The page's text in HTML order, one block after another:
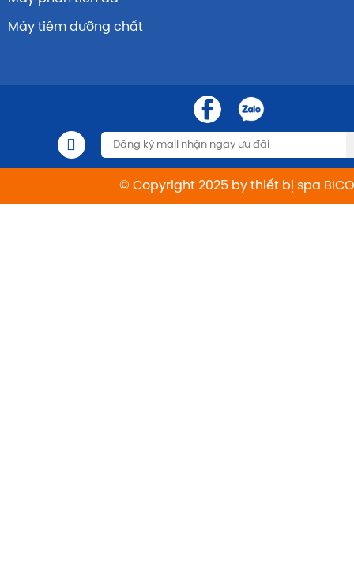
Máy tiêm dưỡng chất
© Copyright 2025 by thiết bị spa BICO